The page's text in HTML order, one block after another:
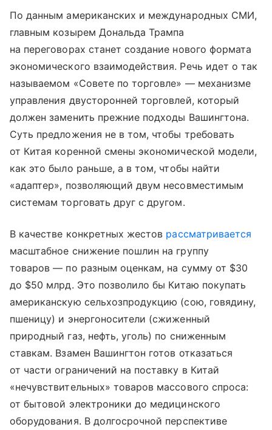
По данным американских и международных СМИ,
главным козырем Дональда Трампа
на переговорах станет создание нового формата
экономического взаимодействия. Речь идет о так
называемом «Совете по торговле» — механизме
управления двусторонней торговлей, который
должен заменить прежние подходы Вашингтона.
Суть предложения не в том, чтобы требовать
от Китая коренной смены экономической модели,
как это было раньше, а в том, чтобы найти
«адаптер», позволяющий двум несовместимым
системам торговать друг с другом.
В качестве конкретных жестов рассматривается
масштабное снижение пошлин на группу
товаров — по разным оценкам, на сумму от $30
до $50 млрд. Это позволило бы Китаю покупать
американскую сельхозпродукцию (сою, говядину,
пшеницу) и энергоносители (сжиженный
природный газ, нефть, уголь) по сниженным
ставкам. Взамен Вашингтон готов отказаться
от части ограничений на поставку в Китай
«нечувствительных» товаров массового спроса:
от бытовой электроники до медицинского
оборудования. В долгосрочной перспективе